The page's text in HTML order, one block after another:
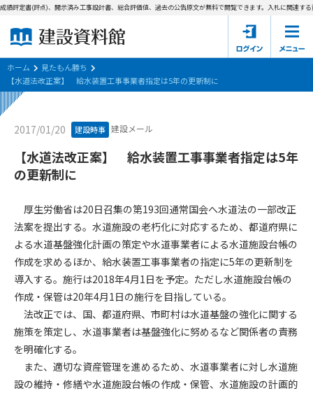
建設資料館とは
東京都の入札資料
国土交通省の入札資料
見たもん勝ち
会員登録について
サポーター会員一覧
会社概要 お問い合わせ
個人情報保護方針
会員規約
定書(評点)、開示済み工事設計書、総合評価値、過去の公告原文が無料で閲覧できます。入札に関連する
ホーム
見たもん勝ち
【水道法改正案】 給水装置工事事業者指定は5年の更新制に
2017/01/20 建設時事 建設メール
【水道法改正案】 給水装置工事事業者指定は5年
の更新制に
厚生労働省は20日召集の第193回通常国会へ水道法の一部改正
法案を提出する。水道施設の老朽化に対応するため、都道府県に
よる水道基盤強化計画の策定や水道事業者による水道施設台帳の
作成を求めるほか、給水装置工事事業者の指定に5年の更新制を
導入する。施行は2018年4月1日を予定。ただし水道施設台帳の
作成・保管は20年4月1日の施行を目指している。
法改正では、国、都道府県、市町村は水道基盤の強化に関する
施策を策定し、水道事業者は基盤強化に努めるなど関係者の責務
を明確化する。
また、適切な資産管理を進めるため、水道事業者に対し水道施
設の維持・修繕や水道施設台帳の作成・保管、水道施設の計画的
第1条（規約の目的）
会員サービスの利用条件等について定めるものです。
2. 管理者が建設資料館WEB上で随時掲載するルールは本規約の
一部を構成するものとします。
第2条（規約の変更）
本規約は、会員の了承を得ることなく、随時変更されることが
あります。変更内容は、建設資料館WEB上に表示した時点で直
ちに全ての会員が了承したものとみなします。
第4条（会員審査および資格の取り消し）
会員とは、本規約を承諾の上、所定の会員申込手続きを完了
後、管理者がこれを承認した者をいいます。